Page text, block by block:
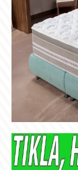
Halı Yıkama
Şubelerimiz
Yatak Yıkama